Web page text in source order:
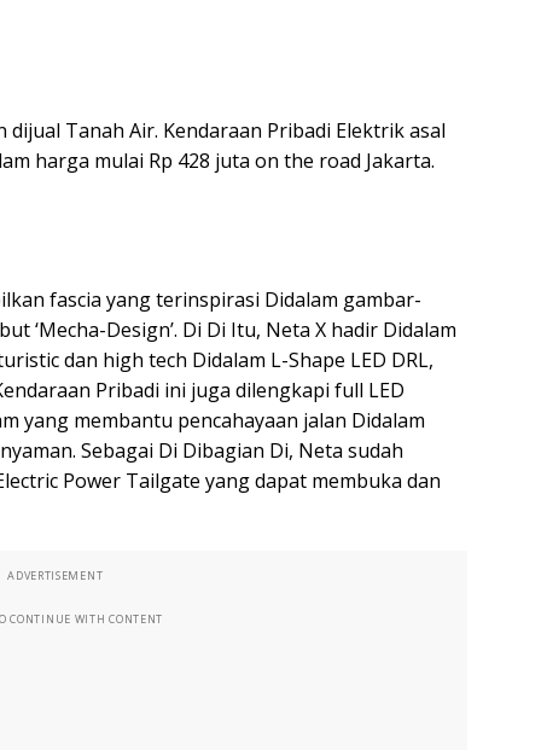
Tanah Air. Kendaraan Pribadi Elektrik asal
harga mulai Rp 428 juta on the road Jakarta.
fascia yang terinspirasi Didalam gambar-
‘Mecha-Design’. Di Di Itu, Neta X hadir Didalam
dan high tech Didalam L-Shape LED DRL,
Pribadi ini juga dilengkapi full LED
yang membantu pencahayaan jalan Didalam
Sebagai Di Dibagian Di, Neta sudah
Power Tailgate yang dapat membuka dan
ADVERTISEMENT
CONTINUE WITH CONTENT